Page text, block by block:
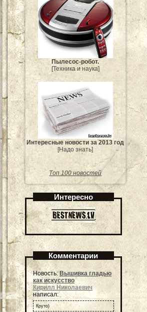
Пылесос-робот.
[Техника и наука]
Интересные новости за 2013 год
[Надо знать]
Топ 100 новостей
Интересно
Комментарии
Новость:Вышивка гладью
как искусство
Кирилл Николаевич
написал:
Круто)